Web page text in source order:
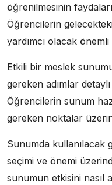
öğrenilmesinin
Öğrencilerin
yardımcı olacak
Etkili bir meslek
gereken adımlar
Öğrencilerin sunum
gereken noktalar
Sunumda kullanılacak
seçimi ve önemi
sunumun etkisini nasıl